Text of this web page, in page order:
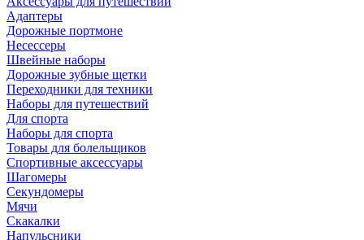
Адаптеры
Дорожные портмоне
Несессеры
Швейные наборы
Дорожные зубные щетки
Переходники для техники
Наборы для путешествий
Для спорта
Наборы для спорта
Товары для болельщиков
Спортивные аксессуары
Шагомеры
Секундомеры
Мячи
Скакалки
Напульсники